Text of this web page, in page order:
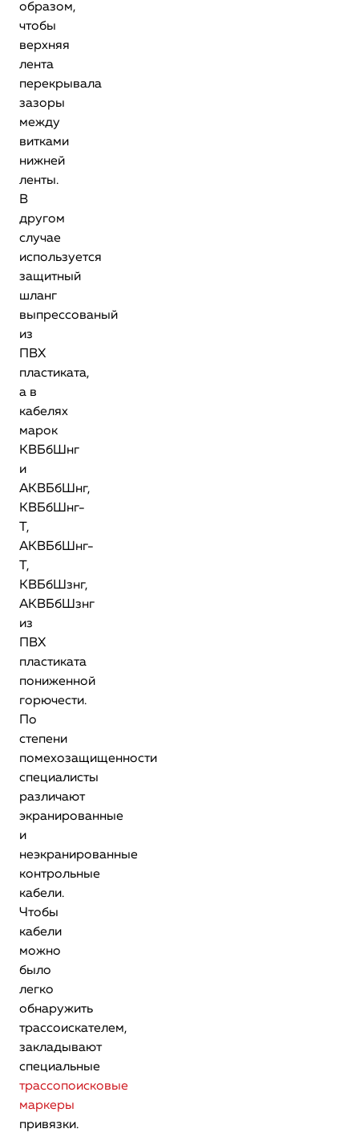
образом,
чтобы
верхняя
лента
перекрывала
зазоры
между
витками
нижней
ленты.
В
другом
случае
используется
защитный
шланг
выпрессованый
из
ПВХ
пластиката,
а в
кабелях
марок
КВБбШнг
и
АКВБбШнг,
КВБбШнг-
Т,
АКВБбШнг-
Т,
КВБбШзнг,
АКВБбШзнг
из
ПВХ
пластиката
пониженной
горючести.
По
степени
помехозащищенности
специалисты
различают
экранированные
и
неэкранированные
контрольные
кабели.
Чтобы
кабели
можно
было
легко
обнаружить
трассоискателем,
закладывают
специальные
трассопоисковые
маркеры
привязки.